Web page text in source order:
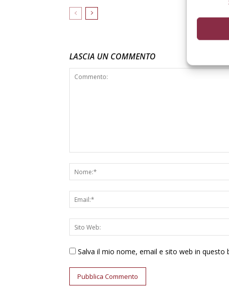
LASCIA UN COMMENTO
Salva il mio nome, email e sito web in